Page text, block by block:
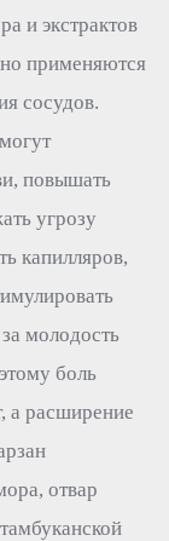
и экстрактов
применяются
сосудов.
повышать
угрозу
капилляров,
молодость
боль
а расширение
отвар